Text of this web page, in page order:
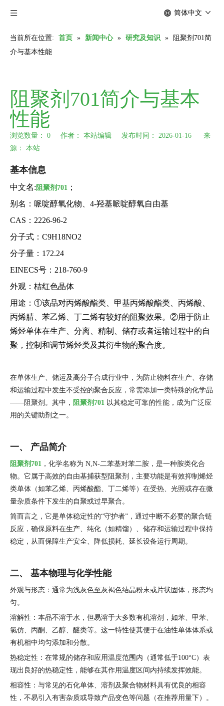
简体中文
当前所在位置: 首页 » 新闻中心 » 研究及知识 »
阻聚剂701简
介与基本性能
阻聚剂701简介与基本
性能
浏览数量： 0 作者： 本站编辑 发布时间： 2026-01-16 来
源： 本站
["wechat","weibo","qzone","douban","email"]
基本信息
中文名: 阻聚剂701 ；
别名：哌啶醇氧化物、4-羟基哌啶醇氧自由基
CAS：2226-96-2
分子式：C9H18NO2
分子量：172.24
EINECS号：218-760-9
外观：桔红色晶体
用途：①该品对丙烯酸酯类、甲基丙烯酸酯类、丙烯酸、
丙烯腈、苯乙烯、丁二烯有较好的阻聚效果。②用于防止
烯烃单体在生产、分离、精制、储存或者运输过程中的自
聚，控制和调节烯烃类及其衍生物的聚合度。
在单体生产、储运及高分子合成行业中，为防止物料在生产、存储
和运输过程中发生不受控的聚合反应，常需添加一类特殊的化学品
——阻聚剂。其中， 阻聚剂701 以其稳定可靠的性能，成为广泛应
用的关键助剂之一。
一、 产品简介
阻聚剂701 ，化学名称为 N,N-二苯基对苯二胺，是一种胺类化合
物。它属于高效的自由基捕获型阻聚剂，主要功能是有效抑制烯烃
类单体（如苯乙烯、丙烯酸酯、丁二烯等）在受热、光照或存在微
量杂质条件下发生的自聚或过早聚合。
简而言之，它是单体稳定性的“守护者”，通过中断不必要的聚合链
反应，确保原料在生产、纯化（如精馏）、储存和运输过程中保持
稳定，从而保障生产安全、降低损耗、延长设备运行周期。
二、 基本物理与化学性能
外观与形态：通常为浅灰色至灰褐色结晶粉末或片状固体，形态均
匀。
溶解性：本品不溶于水，但易溶于大多数有机溶剂，如苯、甲苯、
氯仿、丙酮、乙醇、醚类等。这一特性使其便于在油性单体体系或
有机相中均匀添加和分散。
热稳定性：在常规的储存和应用温度范围内（通常低于100°C）表
现出良好的热稳定性，能够在其作用温度区间内持续发挥效能。
相容性：与常见的石化单体、溶剂及聚合物材料具有优良的相容
性，不易引入有害杂质或导致产品变色等问题（在推荐用量下）。